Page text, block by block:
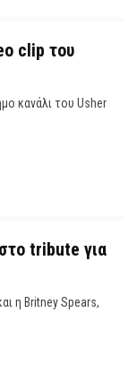
clip του
κανάλι του Usher
tribute για
η Britney Spears,